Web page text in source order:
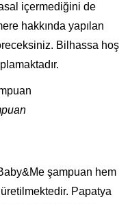
içermediğini de
hakkında yapılan
Bilhassa hoş
şampuan hem
üretilmektedir. Papatya